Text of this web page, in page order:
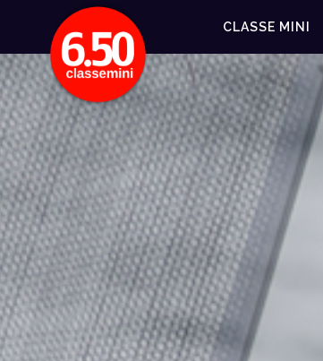
CLASSE MINI